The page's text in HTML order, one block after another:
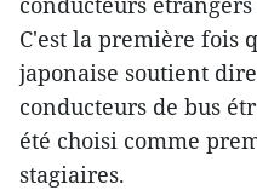
C'est la première fois
japonaise soutient
conducteurs de bus
été choisi comme
stagiaires.